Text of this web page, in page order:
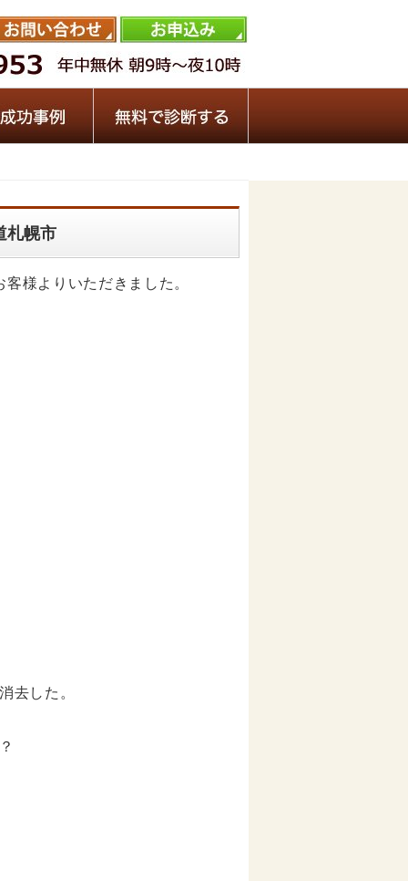
札幌市
様よりいただきました。
去した。